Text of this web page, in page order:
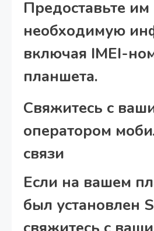
Предоставьте
необходимую
включая IMEI-
планшета.
Свяжитесь с
оператором
связи
Если на вашем
был установлен